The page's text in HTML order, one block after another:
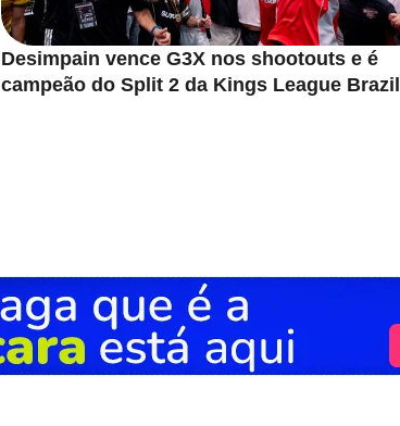
Desimpain vence G3X nos shootouts e é
campeão do Split 2 da Kings League Brazil